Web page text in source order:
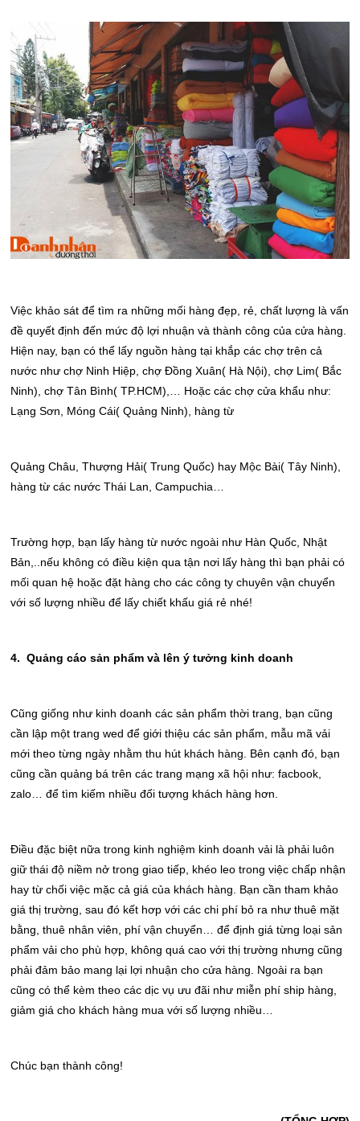
Việc khảo sát để tìm ra những mối hàng đẹp, rẻ, chất lượng là vấn
đề quyết định đến mức độ lợi nhuận và thành công của cửa hàng.
Hiện nay, bạn có thể lấy nguồn hàng tại khắp các chợ trên cả
nước như chợ Ninh Hiệp, chợ Đồng Xuân( Hà Nội), chợ Lim( Bắc
Ninh), chợ Tân Bình( TP.HCM),… Hoặc các chợ cửa khẩu như:
Lạng Sơn, Móng Cái( Quảng Ninh), hàng từ
Quảng Châu, Thượng Hải( Trung Quốc) hay Mộc Bài( Tây Ninh),
hàng từ các nước Thái Lan, Campuchia…
Trường hợp, bạn lấy hàng từ nước ngoài như Hàn Quốc, Nhật
Bản,..nếu không có điều kiện qua tận nơi lấy hàng thì bạn phải có
mối quan hệ hoặc đặt hàng cho các công ty chuyên vận chuyển
với số lượng nhiều để lấy chiết khấu giá rẻ nhé!
4. Quảng cáo sản phẩm và lên ý tưởng kinh doanh
Cũng giống như kinh doanh các sản phẩm thời trang, bạn cũng
cần lập một trang wed để giới thiệu các sản phẩm, mẫu mã vải
mới theo từng ngày nhằm thu hút khách hàng. Bên cạnh đó, bạn
cũng cần quảng bá trên các trang mạng xã hội như: facbook,
zalo… để tìm kiếm nhiều đối tượng khách hàng hơn.
Điều đặc biệt nữa trong kinh nghiệm kinh doanh vải là phải luôn
giữ thái độ niềm nở trong giao tiếp, khéo leo trong việc chấp nhận
hay từ chối việc mặc cả giá của khách hàng. Bạn cần tham khảo
giá thị trường, sau đó kết hơp với các chi phí bỏ ra như thuê mặt
bằng, thuê nhân viên, phí vận chuyển… để định giá từng loại sản
phẩm vải cho phù hợp, không quá cao với thị trường nhưng cũng
phải đảm bảo mang lại lợi nhuận cho cửa hàng. Ngoài ra bạn
cũng có thể kèm theo các dịc vụ ưu đãi như miễn phí ship hàng,
giảm giá cho khách hàng mua với số lượng nhiều…
Chúc bạn thành công!